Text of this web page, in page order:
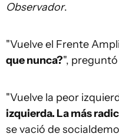
Observador.
"Vuelve el Frente
que nunca?",
"Vuelve la peor
izquierda. La más
se vació de